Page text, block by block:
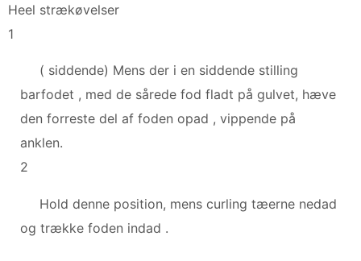
Heel strækøvelser
1
( siddende) Mens der i en siddende stilling
barfodet , med de sårede fod fladt på gulvet, hæve
den forreste del af foden opad , vippende på
anklen.
2
Hold denne position, mens curling tæerne nedad
og trække foden indad .